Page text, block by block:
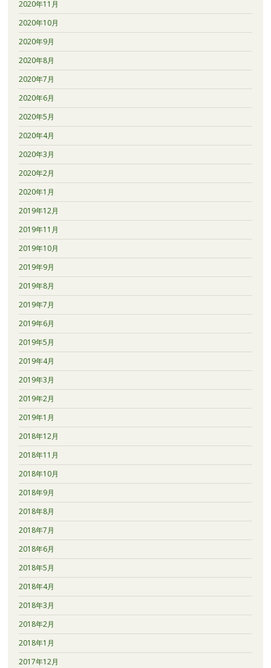
2020年11月
2020年10月
2020年9月
2020年8月
2020年7月
2020年6月
2020年5月
2020年4月
2020年3月
2020年2月
2020年1月
2019年12月
2019年11月
2019年10月
2019年9月
2019年8月
2019年7月
2019年6月
2019年5月
2019年4月
2019年3月
2019年2月
2019年1月
2018年12月
2018年11月
2018年10月
2018年9月
2018年8月
2018年7月
2018年6月
2018年5月
2018年4月
2018年3月
2018年2月
2018年1月
2017年12月